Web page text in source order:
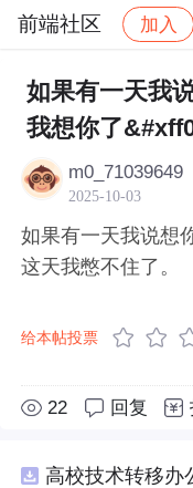
前端社区 加入
社区 前端社区
如果有一天我
我想你了
m0_71039649
2025-10-03
如果有一天我说想
这天我憋不住了。
给本帖投票
22 回复